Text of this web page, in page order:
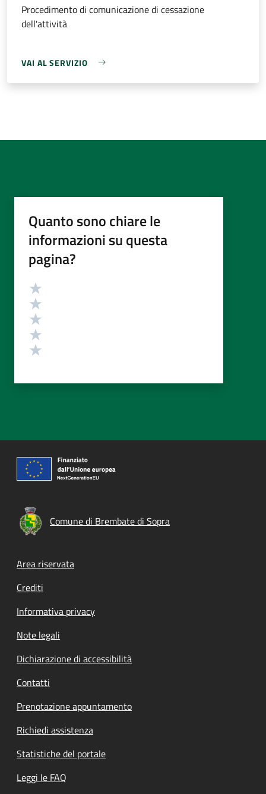
Procedimento di comunicazione di cessazione
dell'attività
VAI AL SERVIZIO
Quanto sono chiare le
informazioni su questa
pagina?
Valutazione
Comune di Brembate di Sopra
Footer menu
Area riservata
Crediti
Informativa privacy
Note legali
Dichiarazione di accessibilità
Contatti
Prenotazione appuntamento
Richiedi assistenza
Statistiche del portale
Leggi le FAQ